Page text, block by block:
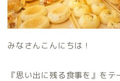
みなさんこんにちは！
『思い出に残る食事を』を